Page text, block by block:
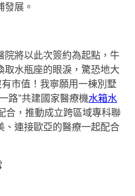
展。
院將以此次簽約為起點，牛
取水瓶座的眼淚，驚恐地大
市值！我寧願用一棟別墅
路”共建國家醫療機水箱水
合，推動成立跨區域專科聯
、連接歐亞的醫療一起配合